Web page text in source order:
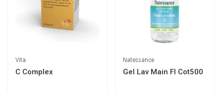
Vita
C Complex
Natessance
Gel Lav Main Fl Cot500